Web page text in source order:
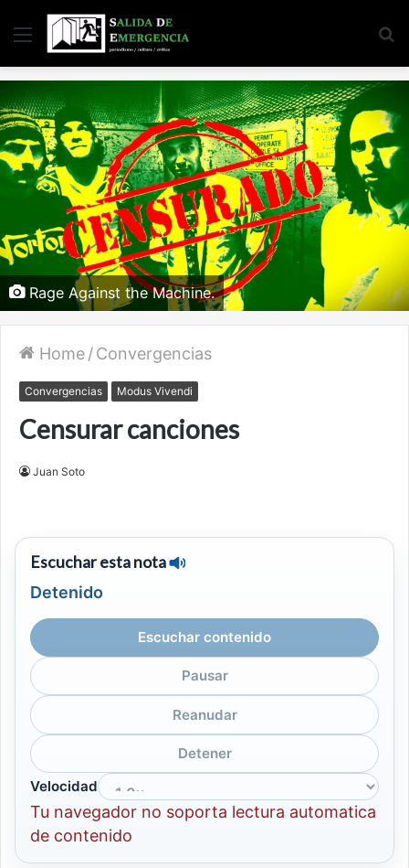
Menu
Rage Against the Machine.
Home/Convergencias
Convergencias Modus Vivendi
Censurar canciones
Juan Soto
Escuchar esta nota
Detenido
Escuchar contenido
Pausar
Reanudar
Detener
Velocidad
Tu navegador no soporta lectura automatica
de contenido